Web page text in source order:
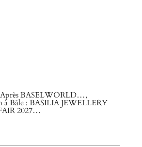
Après BASELWORLD…,
à Bâle : BASILIA JEWELLERY
2027…